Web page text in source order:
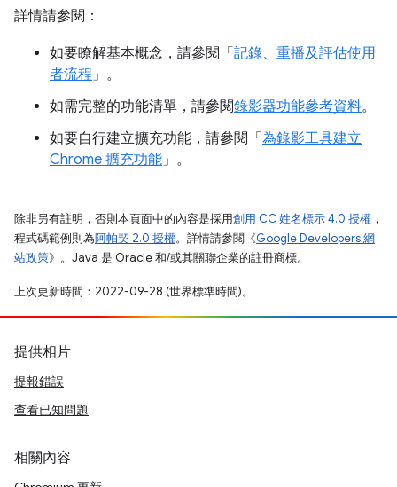
詳情請參閱：
如要瞭解基本概念，請參閱「 記錄、重播及評估使用
者流程」。
如需完整的功能清單，請參閱錄影器功能參考資料。
如要自行建立擴充功能，請參閱「 為錄影工具建立
Chrome 擴充功能」。
除非另有註明，否則本頁面中的內容是採用創用 CC 姓名標示 4.0 授權 ，
程式碼範例則為阿帕契 2.0 授權。詳情請參閱《Google Developers 網
站政策》。Java 是 Oracle 和/或其關聯企業的註冊商標。
上次更新時間：2022-09-28 (世界標準時間)。
提供相片
提報錯誤
查看已知問題
相關內容